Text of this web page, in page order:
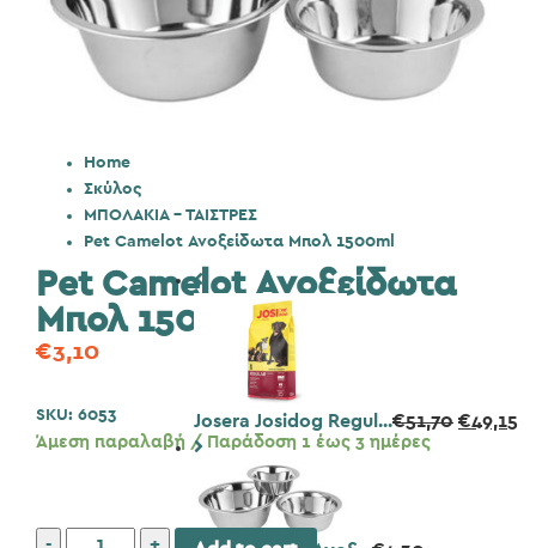
Home
Σκύλος
ΜΠΟΛΑΚΙΑ - ΤΑΙΣΤΡΕΣ
Pet Camelot Ανοξείδωτα Μπολ 1500ml
Josera Josidog Regul...€51,70 €49,15
Pet Camelot Ανοξείδωτα
Μπολ 1500ml
€3,10
SKU: 6053
Άμεση παραλαβή / Παράδοση 1 έως 3 ημέρες